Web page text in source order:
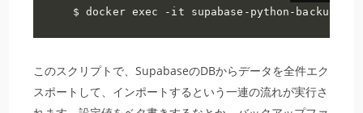
$ docker exec -it supabase-python-backup
このスクリプトで、SupabaseのDBからデータを全件エク
スポートして、インポートするという一連の流れが実行さ